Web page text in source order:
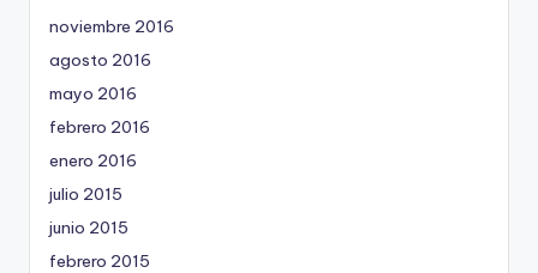
noviembre 2016
agosto 2016
mayo 2016
febrero 2016
enero 2016
julio 2015
junio 2015
febrero 2015